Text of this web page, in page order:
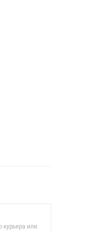
или